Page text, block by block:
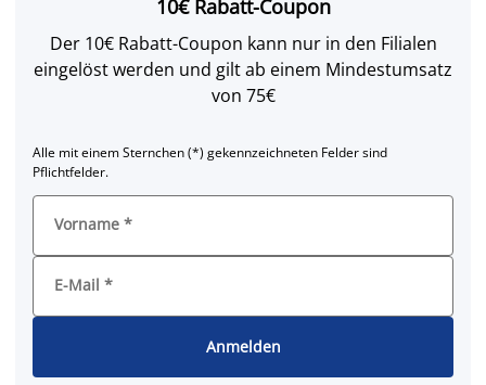
10€ Rabatt-Coupon
Der 10€ Rabatt-Coupon kann nur in den Filialen
eingelöst werden und gilt ab einem Mindestumsatz
von 75€
Alle mit einem Sternchen (*) gekennzeichneten Felder sind
Pflichtfelder.
Vorname *
E-Mail *
Anmelden